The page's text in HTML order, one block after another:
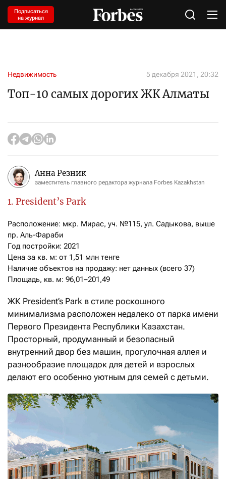
Подписаться
на журнал
Недвижимость 5 декабря 2021, 20:32
Топ-10 самых дорогих ЖК Алматы
Анна Резник
заместитель главного редактора журнала Forbes Kazakhstan
1. President’s Park
Расположение: мкр. Мирас, уч. №115, ул. Садыкова, выше
пр. Аль-Фараби
Год постройки: 2021
Цена за кв. м: от 1,51 млн тенге
Наличие объектов на продажу: нет данных (всего 37)
Площадь, кв. м: 96,01–201,49
ЖК President’s Park в стиле роскошного
минимализма расположен недалеко от парка имени
Первого Президента Республики Казахстан.
Просторный, продуманный и безопасный
внутренний двор без машин, прогулочная аллея и
разно­образие площадок для детей и взрослых
делают его особенно уютным для семей с детьми.